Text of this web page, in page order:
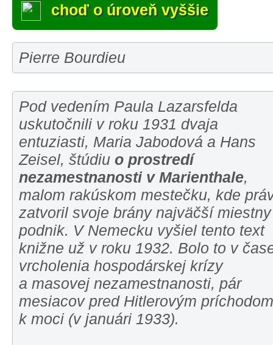
choď o úroveň vyššie
Pierre Bourdieu
Pod vedením Paula Lazarsfelda
uskutočnili v roku 1931 dvaja
entuziasti, Maria Jabodová a Hans
Zeisel, štúdiu o prostredí
nezamestnanosti v Marienthale,
malom rakúskom mestečku, kde
zatvoril svoje brány najväčší miestny
podnik. V Nemecku vyšiel tento text
knižne už v roku 1932. Bolo to v
vrcholenia hospodárskej krízy
a masovej nezamestnanosti, pár
mesiacov pred Hitlerovým príchodom
k moci (v januári 1933).